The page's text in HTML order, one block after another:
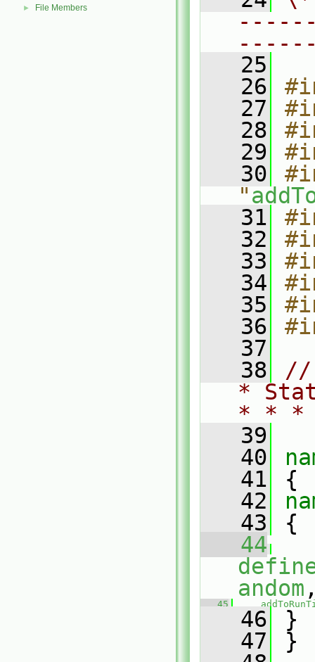
► File Members
   25
   26
   27
   28
   29
   30
"
   31
   32
   33
   34
   35
   36
   37
   38
//
*
* *
   39
   40
   41
{
   42
   43
{
   44
andom
   45
   46
}
   47
}